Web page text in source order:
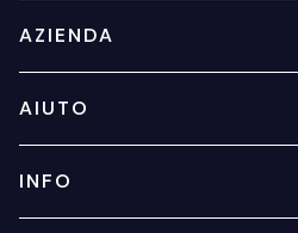
AZIENDA
AIUTO
INFO